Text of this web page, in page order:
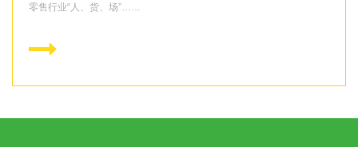
零售行业“人、货、场”……